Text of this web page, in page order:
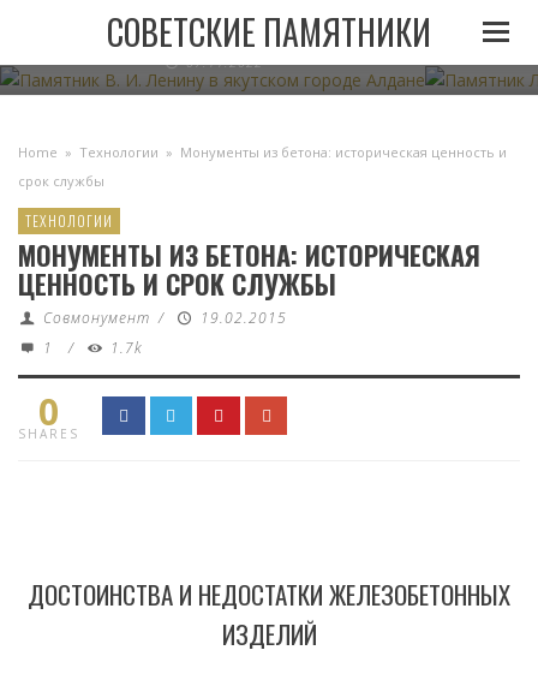
СОВЕТСКИЕ ПАМЯТНИКИ
ПАМЯТНИК В. И. ЛЕНИНУ В ЯКУТСКОМ ГОРОДЕ
АЛДАНЕ
07.11.2022
Home » Технологии » Монументы из бетона: историческая ценность и
срок службы
ТЕХНОЛОГИИ
МОНУМЕНТЫ ИЗ БЕТОНА: ИСТОРИЧЕСКАЯ
ЦЕННОСТЬ И СРОК СЛУЖБЫ
Совмонумент /
19.02.2015
1
/ 1.7k
0
SHARES
ДОСТОИНСТВА И НЕДОСТАТКИ ЖЕЛЕЗОБЕТОННЫХ
ИЗДЕЛИЙ